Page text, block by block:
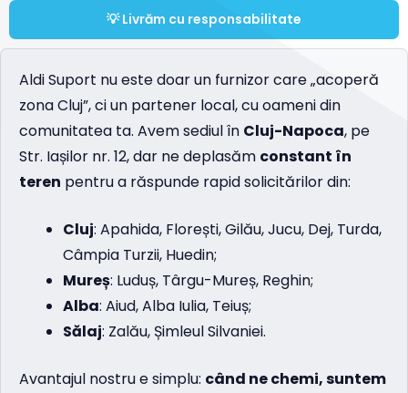
💡 Livrăm cu responsabilitate
Aldi Suport nu este doar un furnizor care „acoperă
zona Cluj”, ci un partener local, cu oameni din
comunitatea ta. Avem sediul în Cluj-Napoca, pe
Str. Iașilor nr. 12, dar ne deplasăm constant în
teren pentru a răspunde rapid solicitărilor din:
Cluj: Apahida, Florești, Gilău, Jucu, Dej, Turda,
Câmpia Turzii, Huedin;
Mureș: Luduș, Târgu-Mureș, Reghin;
Alba: Aiud, Alba Iulia, Teiuș;
Sălaj: Zalău, Șimleul Silvaniei.
Avantajul nostru e simplu: când ne chemi, suntem